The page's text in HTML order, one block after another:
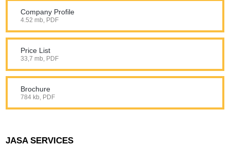
Company Profile
4.52 mb, PDF
Price List
33,7 mb, PDF
Brochure
784 kb, PDF
JASA SERVICES